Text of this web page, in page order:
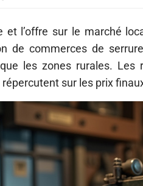
et l’offre sur le marché
de commerces de
les zones rurales. Les
sur les prix